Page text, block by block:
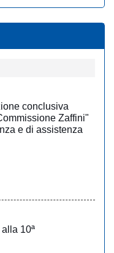
conclusiva
Zaffini"
e di assistenza
10ª